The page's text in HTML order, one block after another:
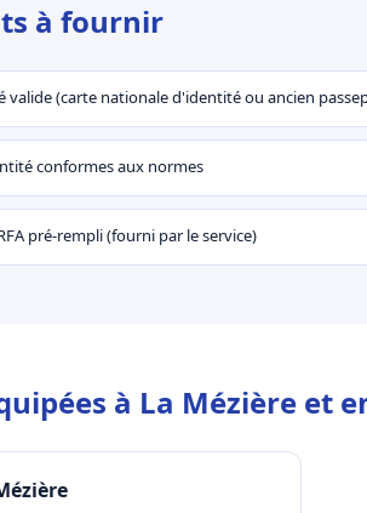
à fournir
valide (carte nationale d'identité ou ancien
conformes aux normes
pré-rempli (fourni par le service)
à La Mézière et